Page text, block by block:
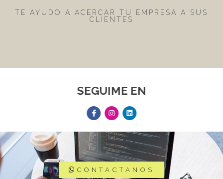
TE AYUDO A ACERCAR TU EMPRESA A SUS
CLIENTES
SEGUIME EN
CONTACTANOS